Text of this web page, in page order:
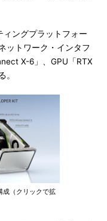
ングプラットフォー
ットワーク・インタフ
X-6」、GPU「RTX
。
成（クリックで拡